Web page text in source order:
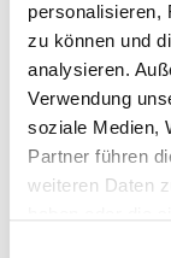
personalisieren,
zu können und
analysieren.
Verwendung
soziale Medien,
Partner führen
weiteren Daten
Preis:49,50 €
Ein Nützlicher
Liegen oder
Auflagefläche